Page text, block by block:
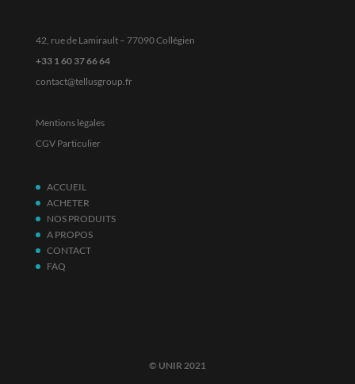
42, rue de Lamirault – 77090 Collégien
+33 1 60 37 66 64
contact@tellusgroup.fr
Mentions légales
CGV Particulier
ACCUEIL
ACHETER
NOS PRODUITS
A PROPOS
CONTACT
FAQ
© UNIR 2021